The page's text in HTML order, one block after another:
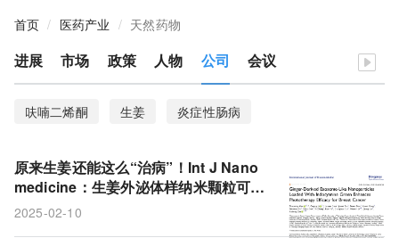
首页 医药产业 天然药物
进展 市场 政策 人物 公司 会议
呋喃二烯酮 生姜 炎症性肠病
原来生姜还能这么“治病”！Int J Nano
medicine：生姜外泌体样纳米颗粒可增
强光疗效果，显著抑制乳腺癌发展
2025-02-10